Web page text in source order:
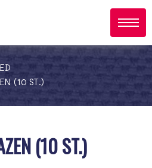
(10 ST.)
(10 ST.)